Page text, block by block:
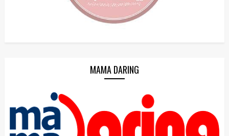
MAMA DARING